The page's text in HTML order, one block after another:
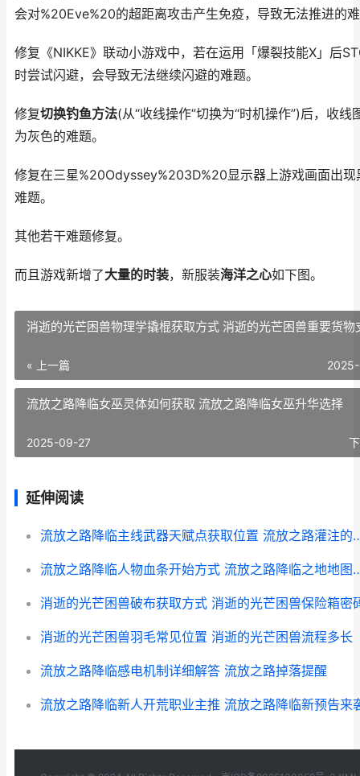
会对%20Eve%20的超距离攻击产生免疫，导致无法推进的
修复《NIKKE》联动小游戏中，若在运用「爆裂技能X」后
时尝试闪避，会导致无法继续闪避的难题。
修复切换钓鱼方法(从“收线操作”切换为“时机操作”)后，收线
为灰色的难题。
修复在三星%20Odyssey%203D%20显示器上游戏画面出现
难题。
其他若干难题修复。
而且游戏新增了大量的时装，新服装海洋之心如下图。
消逝的光芒困兽物理学撬棍获取方式 消逝的光芒困兽重要货物
« 上一篇
流放之路降临女巫灵体如何获取 流放之路降临女巫升华选择
2025-09-27
延伸阅读
流放之路降临主线武器天
流放之路降临人物血条开
消逝的光芒困兽破布获取方式 消逝的光芒困兽保险箱密
消逝的光芒困兽羽毛常见位置 消逝的光芒困兽流程多长
流放之路降临感电机制详细解答 流放之路掉落提醒
流放之路降临新人开荒职业主推 流放之路降临新预告来